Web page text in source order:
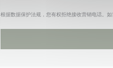
根据数据保护法规，您有权拒绝接收营销电话。